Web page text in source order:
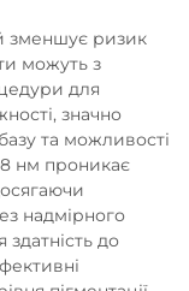
зменшує ризик
можуть з
для
значно
та можливості
нм проникає
надмірного
до